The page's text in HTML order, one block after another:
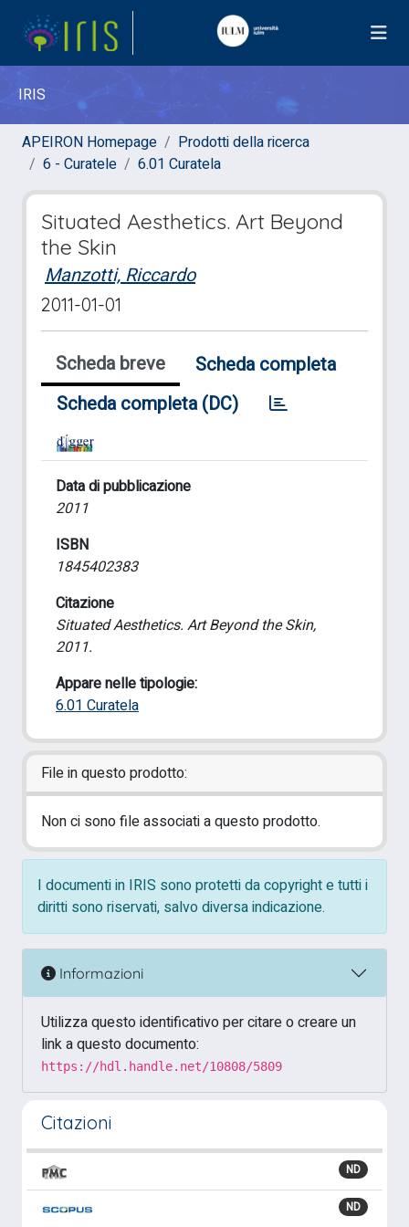
IRIS
APEIRON Homepage
Prodotti della ricerca
6 - Curatele
6.01 Curatela
Situated Aesthetics. Art Beyond
the Skin
Manzotti, Riccardo
2011-01-01
Scheda breve
Scheda completa
Scheda completa (DC)
Data di pubblicazione
2011
ISBN
1845402383
Citazione
Situated Aesthetics. Art Beyond the Skin,
2011.
Appare nelle tipologie:
6.01 Curatela
File in questo prodotto:
Non ci sono file associati a questo prodotto.
I documenti in IRIS sono protetti da copyright e tutti i
diritti sono riservati, salvo diversa indicazione.
Informazioni
Utilizza questo identificativo per citare o creare un
link a questo documento:
https://hdl.handle.net/10808/5809
Citazioni
ND
ND